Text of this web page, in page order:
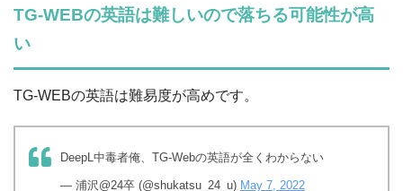
TG-WEBの英語は難しいので落ちる可能性が高
い
TG-WEBの英語は難易度が高めです。
DeepL中毒者俺、TG-Webの英語が全くわからない
— 浦沢@24卒 (@shukatsu_24_u) May 7, 2022